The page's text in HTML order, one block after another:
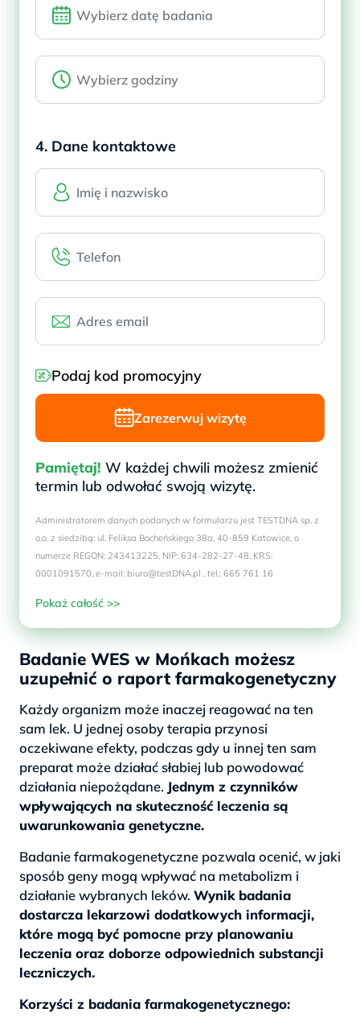
4. Dane kontaktowe
Podaj kod promocyjny
Zarezerwuj wizytę
Pamiętaj! W każdej chwili możesz zmienić
termin lub odwołać swoją wizytę.
Administratorem danych podanych w formularzu jest TESTDNA sp. z
o.o. z siedzibą: ul. Feliksa Bocheńskiego 38a, 40-859 Katowice, o
numerze REGON: 243413225, NIP: 634-282-27-48, KRS:
0001091570, e-mail: biuro@testDNA.pl , tel.: 665 761 16
Pokaż całość >>
Badanie WES w Mońkach możesz
uzupełnić o raport farmakogenetyczny
Każdy organizm może inaczej reagować na ten
sam lek. U jednej osoby terapia przynosi
oczekiwane efekty, podczas gdy u innej ten sam
preparat może działać słabiej lub powodować
działania niepożądane. Jednym z czynników
wpływających na skuteczność leczenia są
uwarunkowania genetyczne.
Badanie farmakogenetyczne pozwala ocenić, w jaki
sposób geny mogą wpływać na metabolizm i
działanie wybranych leków. Wynik badania
dostarcza lekarzowi dodatkowych informacji,
które mogą być pomocne przy planowaniu
leczenia oraz doborze odpowiednich substancji
leczniczych.
Korzyści z badania farmakogenetycznego: